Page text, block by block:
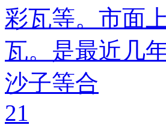
彩瓦等。市面
瓦。是最近几
沙子等合
21